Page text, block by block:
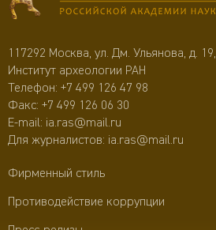
117292 Москва, ул. Дм. Ульянова, д. 19,
Институт археологии РАН
Телефон: +7 499 126 47 98
Факс: +7 499 126 06 30
E-mail: ia.ras@mail.ru
Для журналистов: ia.ras@mail.ru
Фирменный стиль
Противодействие коррупции